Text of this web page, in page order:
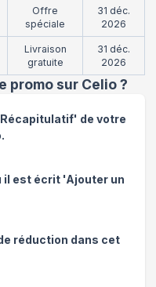
Offre
spéciale
31 déc.
2026
Livraison
gratuite
31 déc.
2026
promo sur Celio?
de votre
il est écrit 'Ajouter un
réduction dans cet